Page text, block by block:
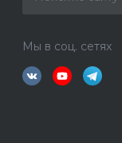
Мы в соц. сетях